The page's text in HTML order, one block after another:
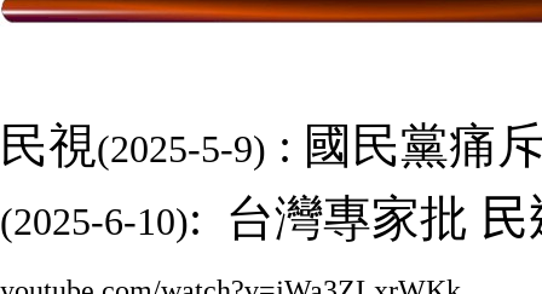
民視(2025-5-9) : 國民黨痛
(2025-6-10): 台灣專家批